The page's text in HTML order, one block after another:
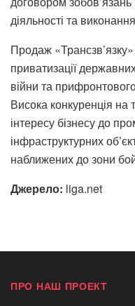
діяльності та
Продаж
приватизації
війни та
Висока конкуренція на
інтересу бізнесу до
інфраструктурних
наближених до зони
Джерело: liga.net
ПРО НАШ ПРОЕКТ